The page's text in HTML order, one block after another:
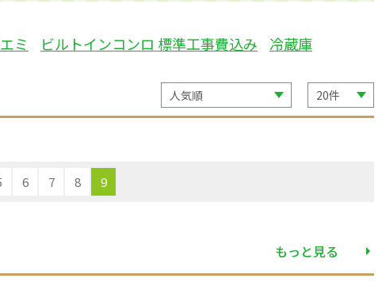
ミ ビルトインコンロ 標準工事費込み 冷蔵庫
6 7 8 9
もっと見る